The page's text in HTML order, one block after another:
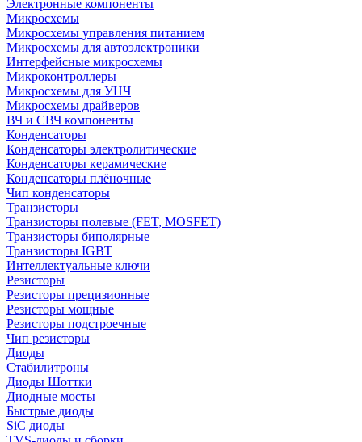
Электронные компоненты
Микросхемы
Микросхемы управления питанием
Микросхемы для автоэлектроники
Интерфейсные микросхемы
Микроконтроллеры
Микросхемы для УНЧ
Микросхемы драйверов
ВЧ и СВЧ компоненты
Конденсаторы
Конденсаторы электролитические
Конденсаторы керамические
Конденсаторы плёночные
Чип конденсаторы
Транзисторы
Транзисторы полевые (FET, MOSFET)
Транзисторы биполярные
Транзисторы IGBT
Интеллектуальные ключи
Резисторы
Резисторы прецизионные
Резисторы мощные
Резисторы подстроечные
Чип резисторы
Диоды
Стабилитроны
Диоды Шоттки
Диодные мосты
Быстрые диоды
SiC диоды